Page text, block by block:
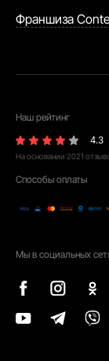
Франшиза
Наш рейтинг
4.3
На основании 2021
Способы оплаты
Мы в социальных